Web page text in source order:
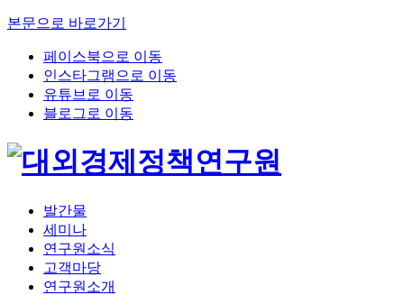
본문으로 바로가기
페이스북으로 이동
인스타그램으로 이동
유튜브로 이동
블로그로 이동
발간물
세미나
연구원소식
고객마당
연구원소개